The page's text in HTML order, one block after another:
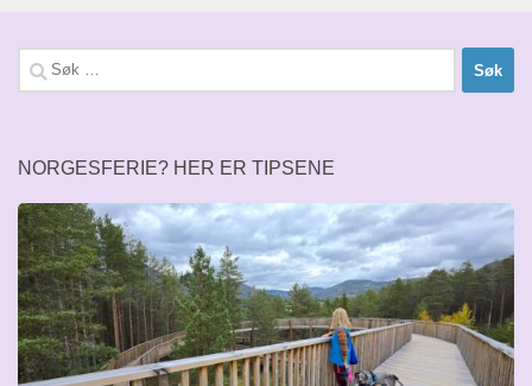
Søk
etter:
NORGESFERIE? HER ER TIPSENE